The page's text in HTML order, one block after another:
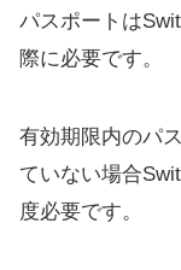
パスポートは
際に必要です。
有効期限内のパ
ていない場合
度必要です。